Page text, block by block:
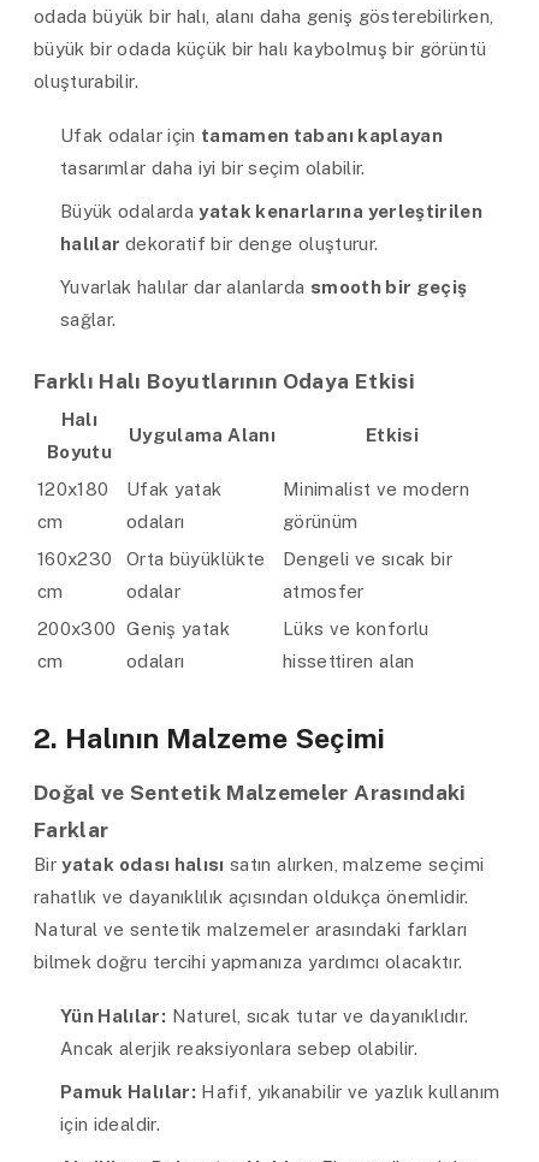
odada büyük bir halı, alanı daha geniş gösterebilirken,
büyük bir odada küçük bir halı kaybolmuş bir görüntü
oluşturabilir.
Ufak odalar için tamamen tabanı kaplayan
tasarımlar daha iyi bir seçim olabilir.
Büyük odalardayatak kenarlarına yerleştirilen
halılar dekoratif bir denge oluşturur.
Yuvarlak halılar dar alanlarda smooth bir geçiş
sağlar.
Farklı Halı Boyutlarının Odaya Etkisi
Halı
Boyutu
Uygulama Alanı Etkisi
120x180
cm
Ufak yatak
odaları
Minimalist ve modern
görünüm
160x230
cm
Orta büyüklükte
odalar
Dengeli ve sıcak bir
atmosfer
200x300
cm
Geniş yatak
odaları
Lüks ve konforlu
hissettiren alan
2. Halının Malzeme Seçimi
Doğal ve Sentetik Malzemeler Arasındaki
Farklar
Biryatak odası halısı satın alırken, malzeme seçimi
rahatlık ve dayanıklılık açısından oldukça önemlidir.
Natural ve sentetik malzemeler arasındaki farkları
bilmek doğru tercihi yapmanıza yardımcı olacaktır.
Yün Halılar: Naturel, sıcak tutar ve dayanıklıdır.
Ancak alerjik reaksiyonlara sebep olabilir.
Pamuk Halılar:Hafif, yıkanabilir ve yazlık kullanım
için idealdir.